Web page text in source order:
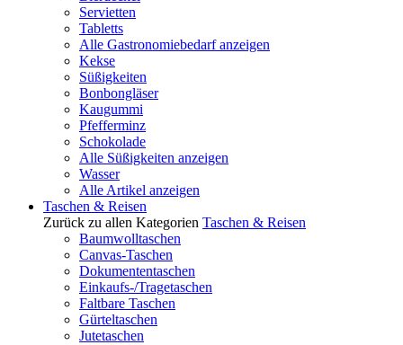
Servietten
Tabletts
Alle Gastronomiebedarf anzeigen
Kekse
Süßigkeiten
Bonbongläser
Kaugummi
Pfefferminz
Schokolade
Alle Süßigkeiten anzeigen
Wasser
Alle Artikel anzeigen
Taschen & Reisen
Zurück zu allen Kategorien Taschen & Reisen
Baumwolltaschen
Canvas-Taschen
Dokumententaschen
Einkaufs-/Tragetaschen
Faltbare Taschen
Gürteltaschen
Jutetaschen